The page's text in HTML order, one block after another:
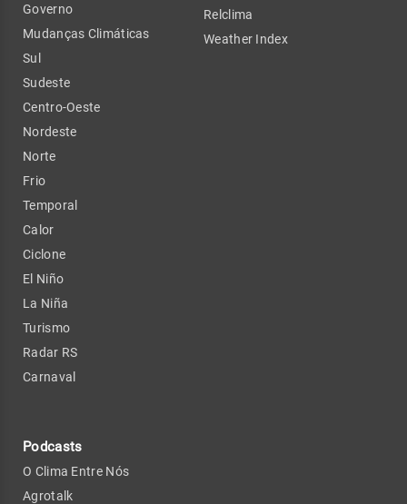
Governo
Mudanças Climáticas
Sul
Sudeste
Centro-Oeste
Nordeste
Norte
Frio
Temporal
Calor
Ciclone
El Niño
La Niña
Turismo
Radar RS
Carnaval
Podcasts
O Clima Entre Nós
Agrotalk
Relclima
Weather Index